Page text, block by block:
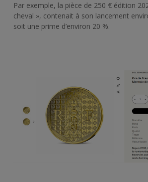
Par exemple, la pièce de 250 € édition
cheval », contenait à son lancement
soit une prime d’environ 20 %.